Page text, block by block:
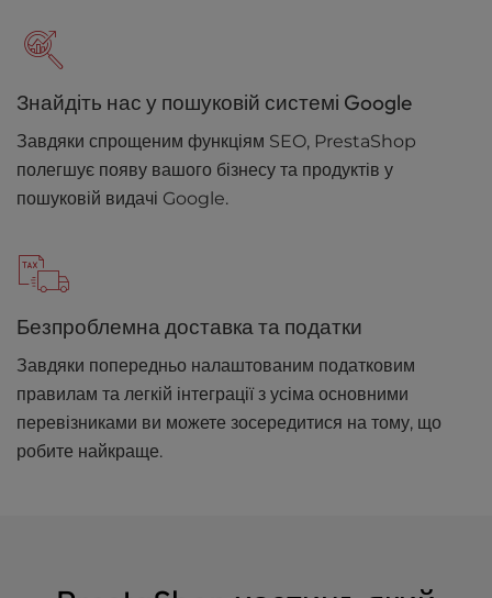
Знайдіть нас у пошуковій системі Google
Завдяки спрощеним функціям SEO, PrestaShop
полегшує появу вашого бізнесу та продуктів у
пошуковій видачі Google.
Безпроблемна доставка та податки
Завдяки попередньо налаштованим податковим
правилам та легкій інтеграції з усіма основними
перевізниками ви можете зосередитися на тому, що
робите найкраще.